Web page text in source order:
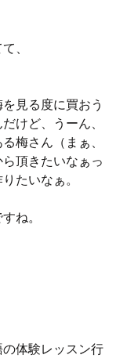
、
見る度に買おう
けど、うーん、
梅さん（まぁ、
頂きたいなぁっ
たいなぁ。
ね。
体験レッスン行